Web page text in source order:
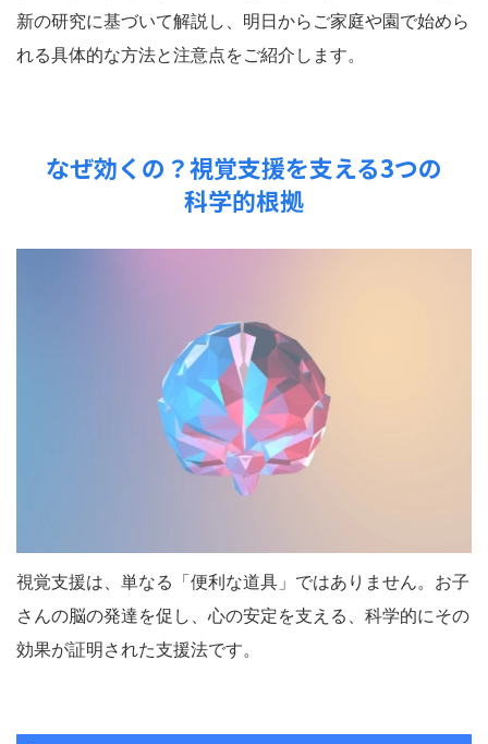
新の研究に基づいて解説し、明日からご家庭や園で始めら
れる具体的な方法と注意点をご紹介します。
なぜ効くの？視覚支援を支える3つの
科学的根拠
視覚支援は、単なる「便利な道具」ではありません。お子
さんの脳の発達を促し、心の安定を支える、科学的にその
効果が証明された支援法です。